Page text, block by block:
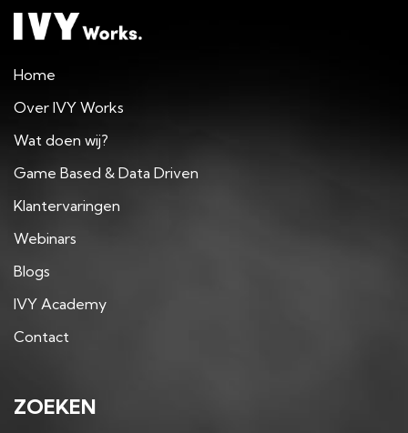
Home
Over IVY Works
Wat doen wij?
Game Based & Data Driven
Klantervaringen
Webinars
Blogs
IVY Academy
Contact
ZOEKEN